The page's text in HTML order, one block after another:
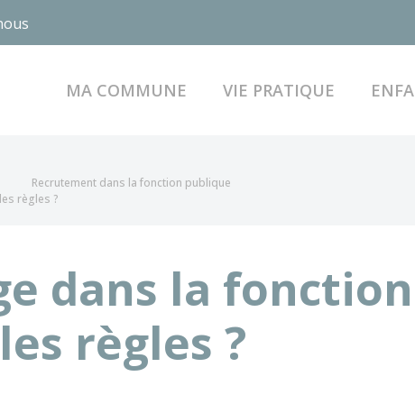
MA COMMUNE VIE PRATIQUE
Recrutement dans la fonction publique
règles ?
dans la
règles ?